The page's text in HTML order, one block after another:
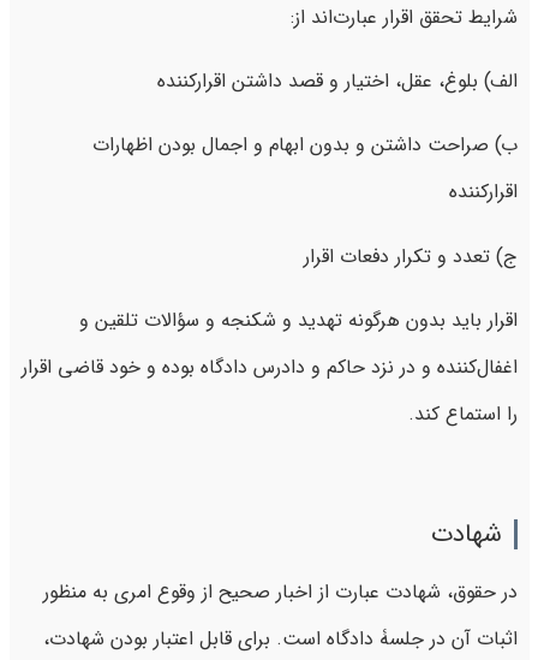
شرایط تحقق اقرار عبارت‌اند از:
الف) بلوغ، عقل، اختیار و قصد داشتن اقرارکننده
ب) صراحت داشتن و بدون ابهام و اجمال بودن اظهارات
اقرارکننده
ج) تعدد و تکرار دفعات اقرار
اقرار باید بدون هرگونه تهدید و شکنجه و سؤالات تلقین و
اغفال‌کننده و در نزد حاکم و دادرس دادگاه بوده و خود قاضی اقرار
را استماع کند.
شهادت
در حقوق، شهادت عبارت از اخبار صحیح از وقوع امری به ‌منظور
اثبات آن در جلسۀ دادگاه است. برای قابل اعتبار بودن شهادت،